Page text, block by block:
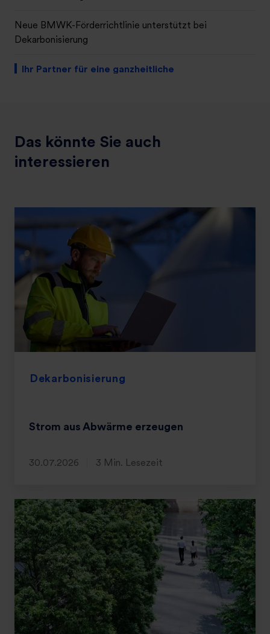
Neue BMWK-Förderrichtlinie unterstützt bei
Dekarbonisierung
Ihr Partner für eine ganzheitliche
Das könnte Sie auch
interessieren
Dekarbonisierung
Strom aus Abwärme erzeugen
30.07.2026 3 Min. Lesezeit